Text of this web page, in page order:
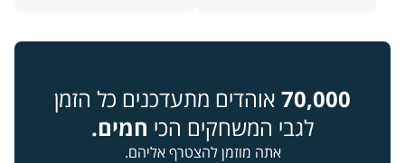
70,000 אוהדים מתעדכנים כל הזמן
לגבי המשחקים הכי חמים.
אתה מוזמן להצטרף אליהם.